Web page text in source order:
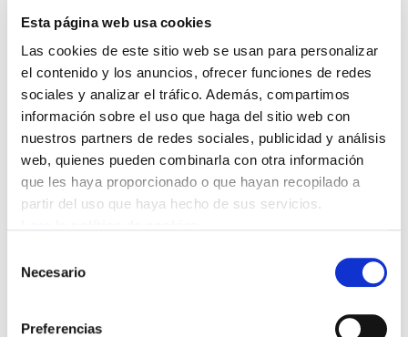
Esta página web usa cookies
Las cookies de este sitio web se usan para personalizar
el contenido y los anuncios, ofrecer funciones de redes
sociales y analizar el tráfico. Además, compartimos
información sobre el uso que haga del sitio web con
nuestros partners de redes sociales, publicidad y análisis
web, quienes pueden combinarla con otra información
que les haya proporcionado o que hayan recopilado a
partir del uso que haya hecho de sus servicios.
Necesario
Preferencias
organizaciones y movimientos
alternativos de todo el mundo se dan cita
en la VII edición del Foro Social Mundial,
en Nairobi, Kenya. Hasta el próximo
jueves se debatirán en más de 1.200
actos y mesas temas relacionados con la
pobreza, el sida, el agua o la deuda
externa.
participa en este foro que, como en ediciones precedentes, ha incluido a ELA entre